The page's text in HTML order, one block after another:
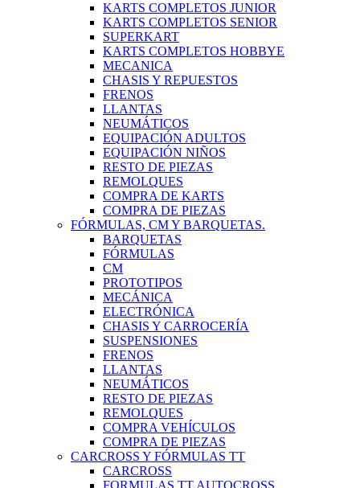
KARTS COMPLETOS JUNIOR
KARTS COMPLETOS SENIOR
SUPERKART
KARTS COMPLETOS HOBBYE
MECANICA
CHASIS Y REPUESTOS
FRENOS
LLANTAS
NEUMÁTICOS
EQUIPACIÓN ADULTOS
EQUIPACIÓN NIÑOS
RESTO DE PIEZAS
REMOLQUES
COMPRA DE KARTS
COMPRA DE PIEZAS
FÓRMULAS, CM Y BARQUETAS.
BARQUETAS
FÓRMULAS
CM
PROTOTIPOS
MECÁNICA
ELECTRÓNICA
CHASIS Y CARROCERÍA
SUSPENSIONES
FRENOS
LLANTAS
NEUMÁTICOS
RESTO DE PIEZAS
REMOLQUES
COMPRA VEHÍCULOS
COMPRA DE PIEZAS
CARCROSS Y FÓRMULAS TT
CARCROSS
FORMULAS TT AUTOCROSS